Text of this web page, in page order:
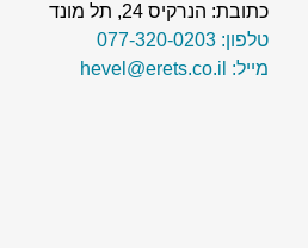
כתובת: הנרקיס 24, תל מונד
טלפון: 077-320-0203
מייל: hevel@erets.co.il